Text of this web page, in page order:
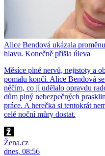
Alice Bendová ukázala
hlavu. Konečně přišla úleva
Měsíce plné nervů, nejistoty a
pomalu končí. Alice Bendová
něčím, co jí udělalo opravdu
dům plný nebezpečných
práce. A herečka si tentokrát
celé noční můry dostat.
Žena.cz
dnes, 08:56